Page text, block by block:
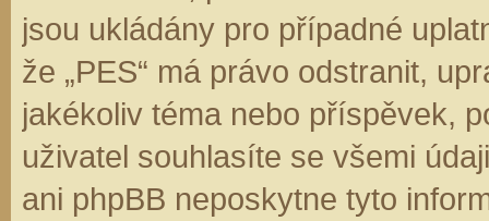
jsou ukládány pro případné
že „PES“ má právo odstranit,
jakékoliv téma nebo příspěvek,
uživatel souhlasíte se všemi
ani phpBB neposkytne tyto